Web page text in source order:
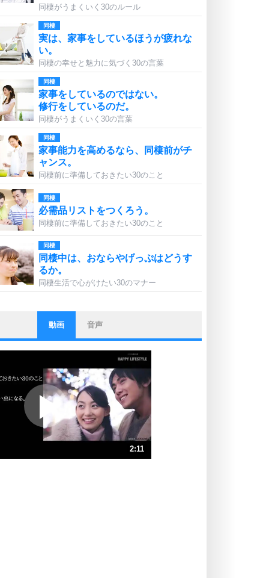
同棲がうまくいく30のルール
同棲
実は、家事をしているほうが疲れな
い。
同棲の幸せと魅力に気づく30の言葉
同棲
家事をしているのではない。
修行をしているのだ。
同棲がうまくいく30の言葉
同棲
家事能力を高めるなら、同棲前がチ
ャンス。
同棲前に準備しておきたい30のこと
同棲
必需品リストをつくろう。
同棲前に準備しておきたい30のこと
同棲
同棲中は、おならやげっぷはどうす
るか。
同棲生活で心がけたい30のマナー
ストレス対策
他人と比べない。
いっそのこと、他人を見ない。
プラス思考
ポジティブになれない原因は、行動
しないから。
ポジティブ思考になる30の方法
ストレス対策
動画 音声
2:11